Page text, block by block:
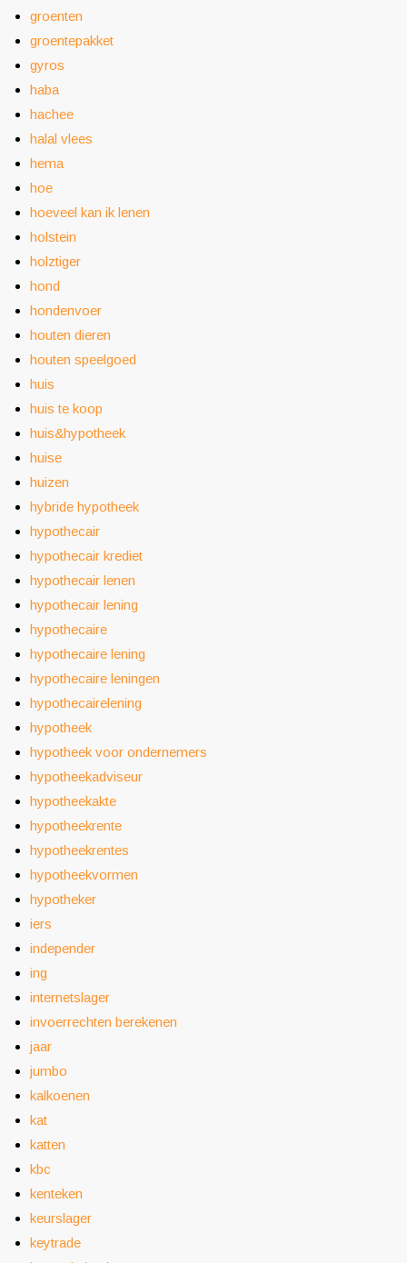
groenten
groentepakket
gyros
haba
hachee
halal vlees
hema
hoe
hoeveel kan ik lenen
holstein
holztiger
hond
hondenvoer
houten dieren
houten speelgoed
huis
huis te koop
huis&hypotheek
huise
huizen
hybride hypotheek
hypothecair
hypothecair krediet
hypothecair lenen
hypothecair lening
hypothecaire
hypothecaire lening
hypothecaire leningen
hypothecairelening
hypotheek
hypotheek voor ondernemers
hypotheekadviseur
hypotheekakte
hypotheekrente
hypotheekrentes
hypotheekvormen
hypotheker
iers
independer
ing
internetslager
invoerrechten berekenen
jaar
jumbo
kalkoenen
kat
katten
kbc
kenteken
keurslager
keytrade